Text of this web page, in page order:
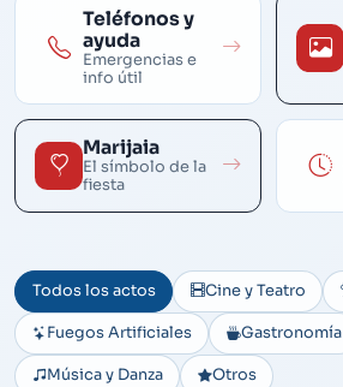
Teléfonos y
ayuda
Emergencias e
info útil
Marijaia
El símbolo de la
fiesta
Todos los actos Cine y Teatro
Fuegos Artificiales Gastronomía
Música y Danza Otros